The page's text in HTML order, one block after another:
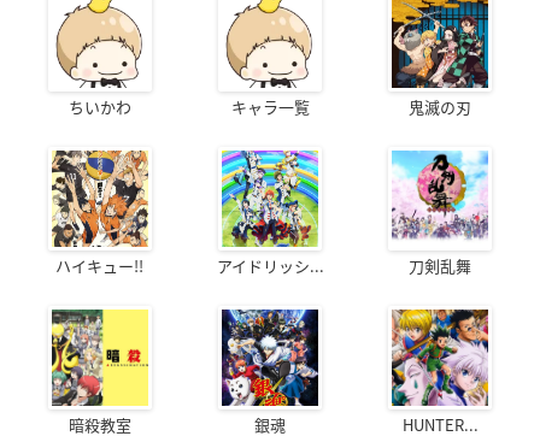
ちいかわ キャラ一覧 鬼滅の刃
ハイキュー!! アイドリッシ... 刀剣乱舞
暗殺教室 銀魂 HUNTER...